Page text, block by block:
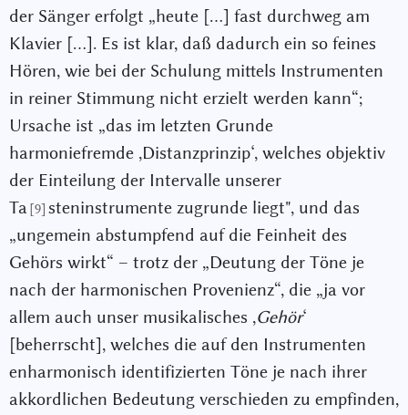
der Sänger erfolgt „heute […] fast durchweg am
Klavier […]. Es ist klar, daß dadurch ein so feines
Hören, wie bei der Schulung mittels Instrumenten
in reiner Stimmung nicht erzielt werden kann“;
Ursache ist „das im letzten Grunde
harmoniefremde ,Distanzprinzip‘, welches objektiv
der Einteilung der Intervalle unserer
Ta[9] steninstrumente zugrunde liegt", und das
„ungemein abstumpfend auf die Feinheit des
Gehörs wirkt“ – trotz der „Deutung der Töne je
nach der harmonischen Provenienz“, die „ja vor
allem auch unser musikalisches ,Gehör‘
[beherrscht], welches die auf den Instrumenten
enharmonisch identifizierten Töne je nach ihrer
akkordlichen Bedeutung verschieden zu empfinden,